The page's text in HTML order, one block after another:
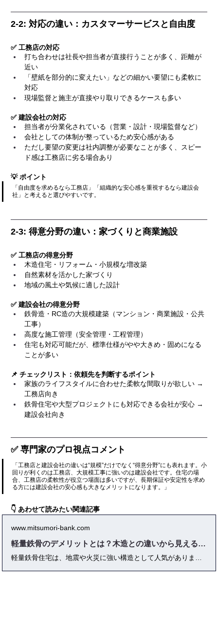
2-2: 対応の違い：カスタマーサービスと自由度
✅ 工務店の対応
打ち合わせは社長や担当者が直接行うことが多く、距離が
近い
「壁紙を部分的に変えたい」などの細かい要望にも柔軟に
対応
現場監督と施主が直接やり取りできるケースも多い
✅ 建設会社の対応
担当者が分業化されている（営業・設計・現場監督など）
会社としての体制が整っているため安心感がある
ただし要望の変更は社内調整が必要なことが多く、スピー
ド感は工務店に劣る場合あり
💡 ポイント
「自由度を求めるなら工務店」「組織的な安心感を重視するなら建設会
社」と考えると選びやすいです。
2-3: 得意分野の違い：家づくりと商業施設
✅ 工務店の得意分野
木造住宅・リフォーム・小規模な増改築
自然素材を活かした家づくり
地域の風土や気候に適した設計
✅ 建設会社の得意分野
鉄骨造・RC造の大規模建築（マンション・商業施設・公共
工事）
高度な施工管理（安全管理・工程管理）
住宅も対応可能だが、標準仕様がやや大きめ・固めになる
ことが多い
📌 チェックリスト：依頼先を判断するポイント
家族のライフスタイルに合わせた柔軟な間取りが欲しい →
工務店向き
鉄骨住宅や大型プロジェクトにも対応できる会社が安心 →
建設会社向き
✅ 専門家のプロ視点コメント
「工務店と建設会社の違いは“規模”だけでなく“得意分野”にも表れます。小
回りが利くのは工務店、大規模工事に強いのは建設会社です。住宅の場
合、工務店の柔軟性が役立つ場面は多いですが、長期保証や安定性を求め
る方には建設会社の安心感も大きなメリットになります。」
👇 あわせて読みたい関連記事
www.mitsumori-bank.com
軽量鉄骨のデメリットとは？木造との違いから見える注意ポイント